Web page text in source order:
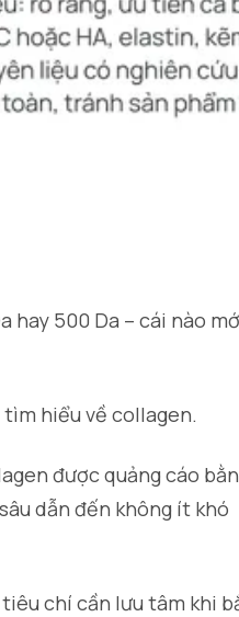
hay 500 Da – cái nào
hiểu về collagen.
được quảng cáo
dẫn đến không ít khó
chí cần lưu tâm khi